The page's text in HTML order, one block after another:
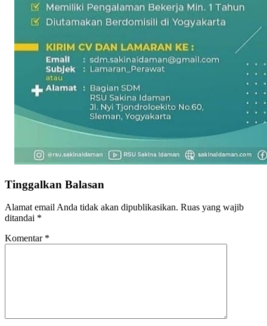
Tinggalkan Balasan
Alamat email Anda tidak akan dipublikasikan. Ruas yang wajib
ditandai *
Komentar *